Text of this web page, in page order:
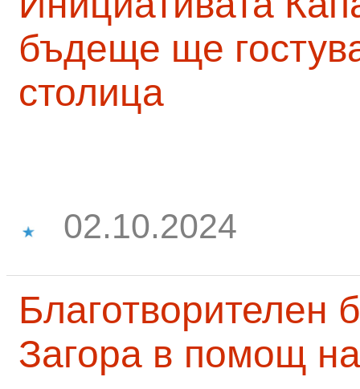
бъдеще ще
столица
02.10.2024
Благотворителен
Загора в помощ